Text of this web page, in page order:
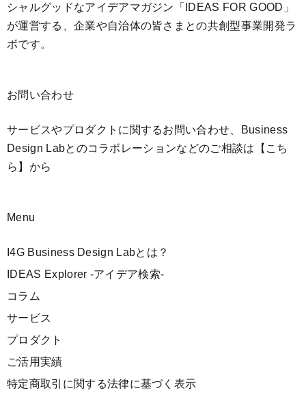
シャルグッドなアイデアマガジン「IDEAS FOR GOOD」
が運営する、企業や自治体の皆さまとの共創型事業開発ラ
ボです。
お問い合わせ
サービスやプロダクトに関するお問い合わせ、Business
Design Labとのコラボレーションなどのご相談は 【こち
ら】 から
Menu
I4G Business Design Labとは？
IDEAS Explorer -アイデア検索-
コラム
サービス
プロダクト
ご活用実績
特定商取引に関する法律に基づく表示